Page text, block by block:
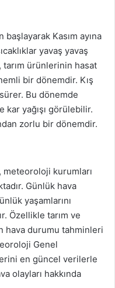
başlayarak Kasım ayına
yavaş yavaş
tarım ürünlerinin hasat
bir dönemdir. Kış
sürer. Bu dönemde
kar yağışı görülebilir.
zorlu bir dönemdir.
meteoroloji kurumları
Günlük hava
yaşamlarını
Özellikle tarım ve
hava durumu tahminleri
Genel
en güncel verilerle
olayları hakkında